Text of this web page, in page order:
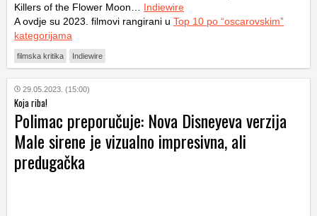
Killers of the Flower Moon… Indiewire
A ovdje su 2023. filmovi rangirani u Top 10 po “oscarovskim”
kategorijama
filmska kritika Indiewire
29.05.2023. (15:00)
Koja riba!
Polimac preporučuje: Nova Disneyeva verzija
Male sirene je vizualno impresivna, ali
predugačka